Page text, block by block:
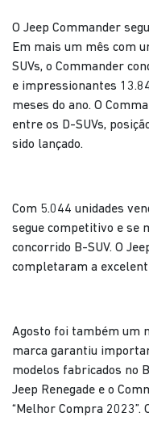
O Jeep Commander
Em mais um mês com
SUVs, o Commander
e impressionantes
meses do ano. O
entre os D-SUVs,
sido lançado.
Com 5.044 unidades
segue competitivo e se
concorrido B-SUV. O
completaram a
Agosto foi também um
marca garantiu
modelos fabricados no
Jeep Renegade e o
“Melhor Compra 2023”.